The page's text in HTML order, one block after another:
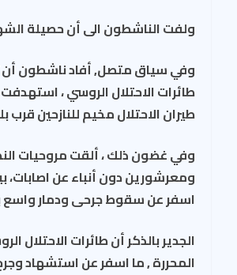
ولفت الناشطون الى أن حصيلة
وفي سياق متصل, أفاد ناشطون أن
طائرات الاحتلال الروسي ،
طيران الاحتلال مخيم للنازحين
وفي غضون ذلك ، ألقت مروحيات
ومعرشورين دون أنباء عن اصابات،
اسفر عن سقوط جرحى ودمار واسع
الجدير بالذكر أن طائرات
المحررة , ما اسفر عن استشهاد